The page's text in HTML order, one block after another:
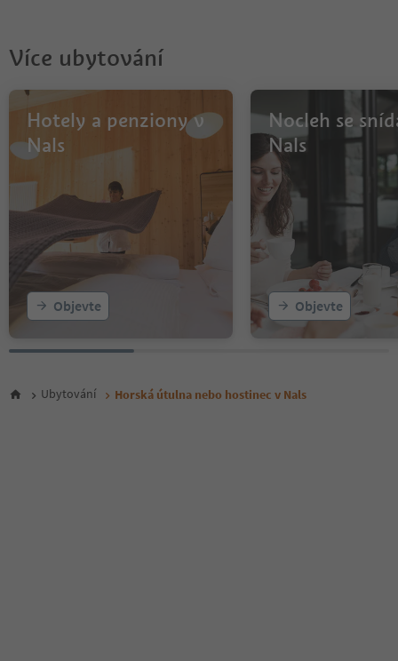
Více ubytování
Hotely a penziony v
Nals
Objevte
Nocleh se
Nals
Objevte
Ubytování Horská útulna nebo hostinec v Nals